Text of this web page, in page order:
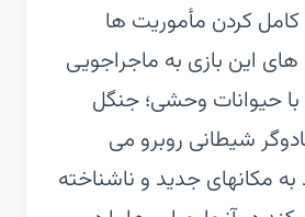
کامل کردن مأموریت ها
این بازی به ماجراجویی
با حیوانات وحشی؛ جنگل
شیطانی روبرو می
مکانهای جدید و ناشناخته